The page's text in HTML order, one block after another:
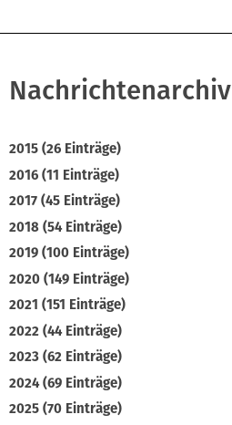
Nachrichtenarchiv
2015 (26 Einträge)
2016 (11 Einträge)
2017 (45 Einträge)
2018 (54 Einträge)
2019 (100 Einträge)
2020 (149 Einträge)
2021 (151 Einträge)
2022 (44 Einträge)
2023 (62 Einträge)
2024 (69 Einträge)
2025 (70 Einträge)